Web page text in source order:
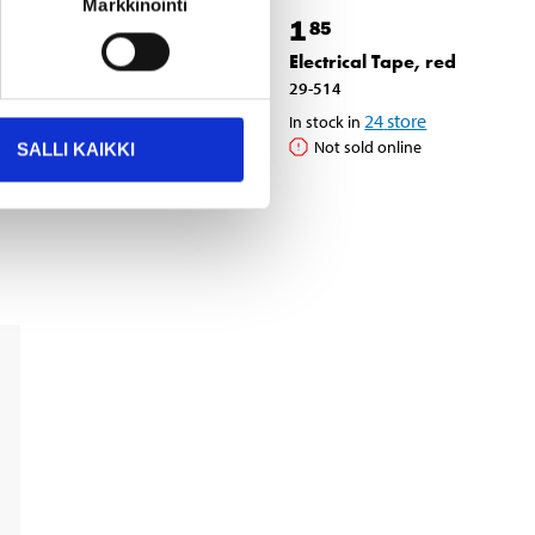
Markkinointi
SALLI KAIKKI
Electrical Tape,
29-516
In stock in25
185
Electrical Tape, red
29-514
In stock in 24store
Not sold online